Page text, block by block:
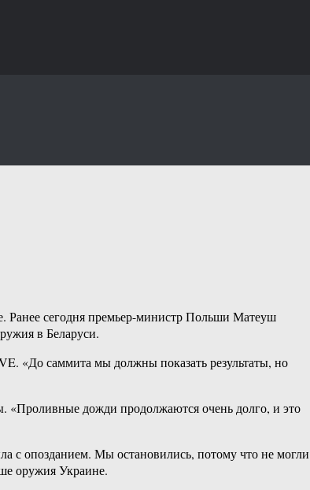
Ранее сегодня премьер-министр Польши Матеуш
в Беларуси.
«До саммита мы должны показать результаты, но
«Проливные дожди продолжаются очень долго, и это
с опозданием. Мы остановились, потому что не могли
оружия Украине.